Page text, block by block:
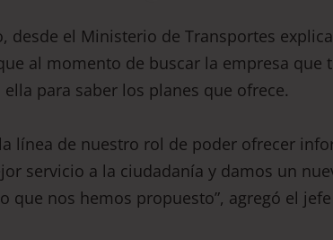
desde el Ministerio de Transportes
al momento de buscar la empresa que
ella para saber los planes que ofrece.
línea de nuestro rol de poder ofrecer
servicio a la ciudadanía y damos un
que nos hemos propuesto”, agregó el